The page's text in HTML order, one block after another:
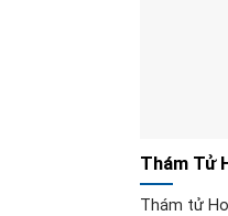
Thám Tử
Hàng Nhái
Thám tử